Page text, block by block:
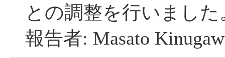
との調整を行いました
報告者: Masato